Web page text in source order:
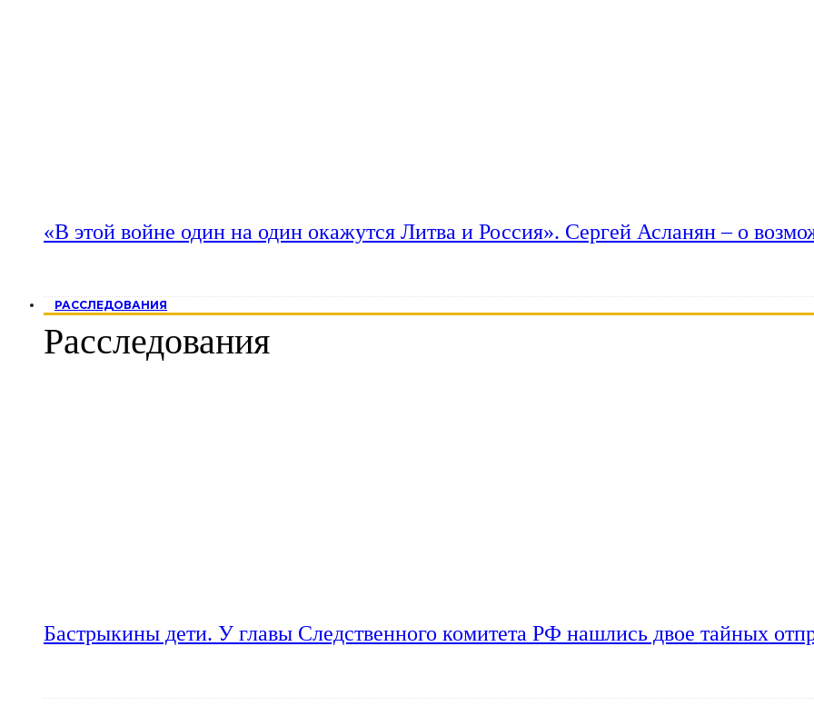
«В этой войне один на один окажутся Литва и Россия». Сергей Асланян – о
РАССЛЕДОВАНИЯ
Расследования
Бастрыкины дети. У главы Следственного комитета РФ нашлись двое тайных